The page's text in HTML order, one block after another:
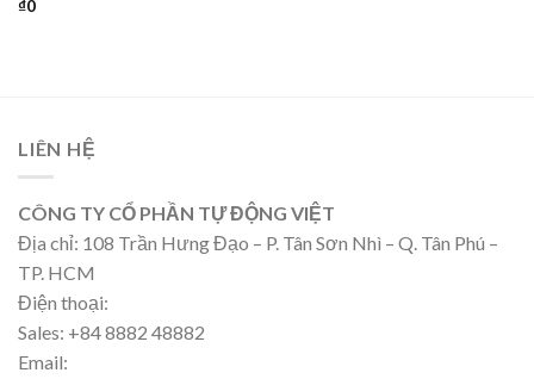
₫0
LIÊN HỆ
CÔNG TY CỔ PHẦN TỰ ĐỘNG VIỆT
Địa chỉ: 108 Trần Hưng Đạo – P. Tân Sơn Nhì – Q. Tân Phú –
TP. HCM
Điện thoại:
Sales: +84 8882 48882
Email: